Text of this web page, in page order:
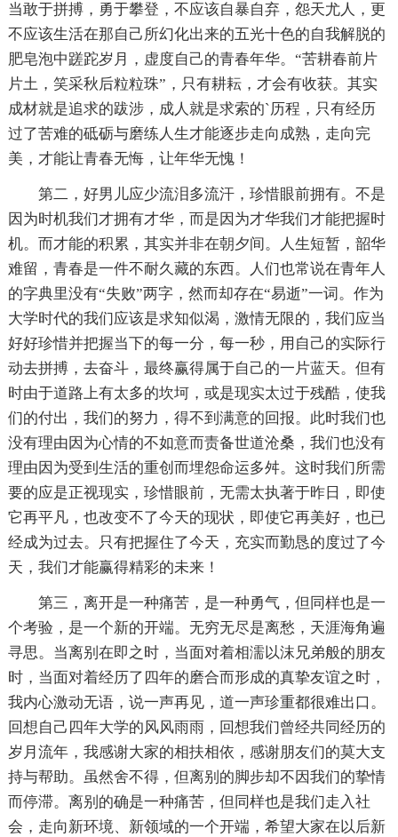
当敢于拼搏，勇于攀登，不应该自暴自弃，怨天尤人，更
不应该生活在那自己所幻化出来的五光十色的自我解脱的
肥皂泡中蹉跎岁月，虚度自己的青春年华。“苦耕春前片
片土，笑采秋后粒粒珠”，只有耕耘，才会有收获。其实
成材就是追求的跋涉，成人就是求索的`历程，只有经历
过了苦难的砥砺与磨练人生才能逐步走向成熟，走向完
美，才能让青春无悔，让年华无愧！
第二，好男儿应少流泪多流汗，珍惜眼前拥有。不是
因为时机我们才拥有才华，而是因为才华我们才能把握时
机。而才能的积累，其实并非在朝夕间。人生短暂，韶华
难留，青春是一件不耐久藏的东西。人们也常说在青年人
的字典里没有“失败”两字，然而却存在“易逝”一词。作为
大学时代的我们应该是求知似渴，激情无限的，我们应当
好好珍惜并把握当下的每一分，每一秒，用自己的实际行
动去拼搏，去奋斗，最终赢得属于自己的一片蓝天。但有
时由于道路上有太多的坎坷，或是现实太过于残酷，使我
们的付出，我们的努力，得不到满意的回报。此时我们也
没有理由因为心情的不如意而责备世道沧桑，我们也没有
理由因为受到生活的重创而埋怨命运多舛。这时我们所需
要的应是正视现实，珍惜眼前，无需太执著于昨日，即使
它再平凡，也改变不了今天的现状，即使它再美好，也已
经成为过去。只有把握住了今天，充实而勤恳的度过了今
天，我们才能赢得精彩的未来！
第三，离开是一种痛苦，是一种勇气，但同样也是一
个考验，是一个新的开端。无穷无尽是离愁，天涯海角遍
寻思。当离别在即之时，当面对着相濡以沫兄弟般的朋友
时，当面对着经历了四年的磨合而形成的真挚友谊之时，
我内心激动无语，说一声再见，道一声珍重都很难出口。
回想自己四年大学的风风雨雨，回想我们曾经共同经历的
岁月流年，我感谢大家的相扶相依，感谢朋友们的莫大支
持与帮助。虽然舍不得，但离别的脚步却不因我们的挚情
而停滞。离别的确是一种痛苦，但同样也是我们走入社
会，走向新环境、新领域的一个开端，希望大家在以后新